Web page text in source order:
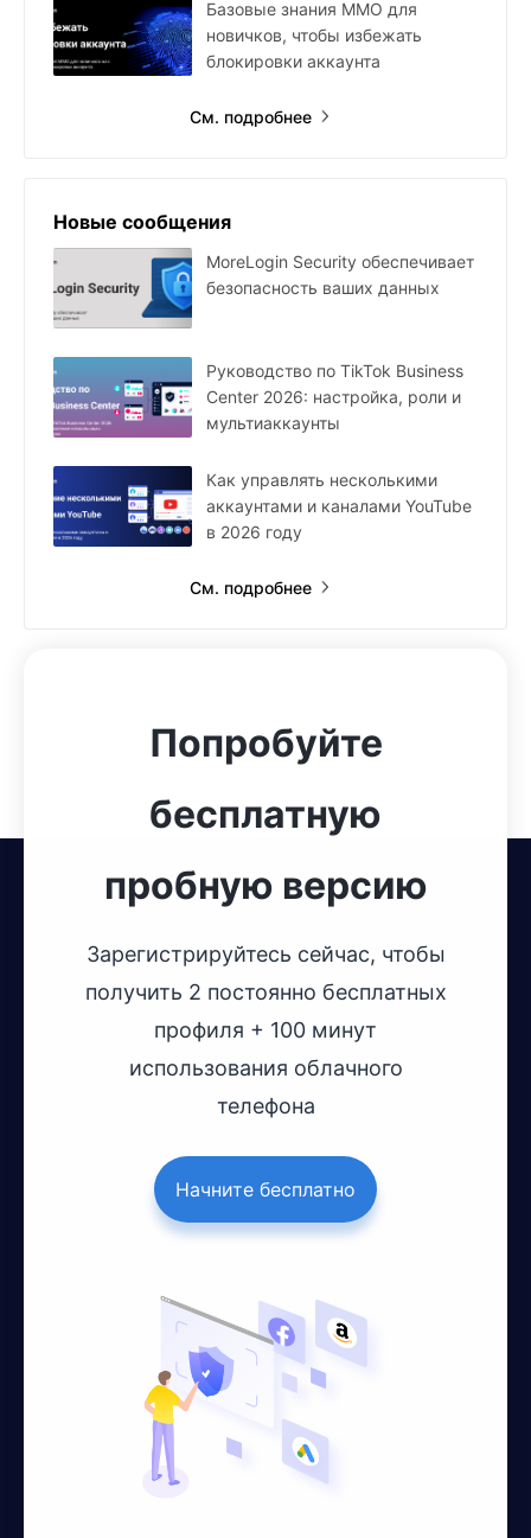
Базовые знания MMO для
новичков, чтобы избежать
блокировки аккаунта
См. подробнее
Новые сообщения
MoreLogin Security обеспечивает
безопасность ваших данных
Руководство по TikTok Business
Center 2026: настройка, роли и
мультиаккаунты
Как управлять несколькими
аккаунтами и каналами YouTube
в 2026 году
См. подробнее
Попробуйте
бесплатную
пробную версию
Зарегистрируйтесь сейчас, чтобы
получить 2 постоянно бесплатных
профиля + 100 минут
использования облачного
телефона
Начните бесплатно